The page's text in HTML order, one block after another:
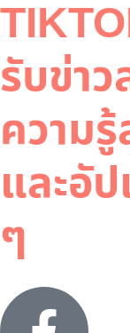
รับข่าว
ความ
และอั
ๆ